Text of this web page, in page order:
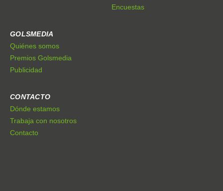
Encuestas
GOLSMEDIA
Quiénes somos
Premios Golsmedia
Publicidad
CONTACTO
Dónde estamos
Trabaja con nosotros
Contacto